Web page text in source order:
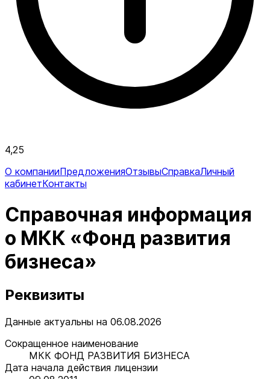
4,25
О компанииПредложенияОтзывыСправкаЛичный
кабинетКонтакты
Справочная информация
о МКК «Фонд развития
бизнеса»
Реквизиты
Данные актуальны на 06.08.2026
Сокращенное наименование
МКК ФОНД РАЗВИТИЯ БИЗНЕСА
Дата начала действия лицензии